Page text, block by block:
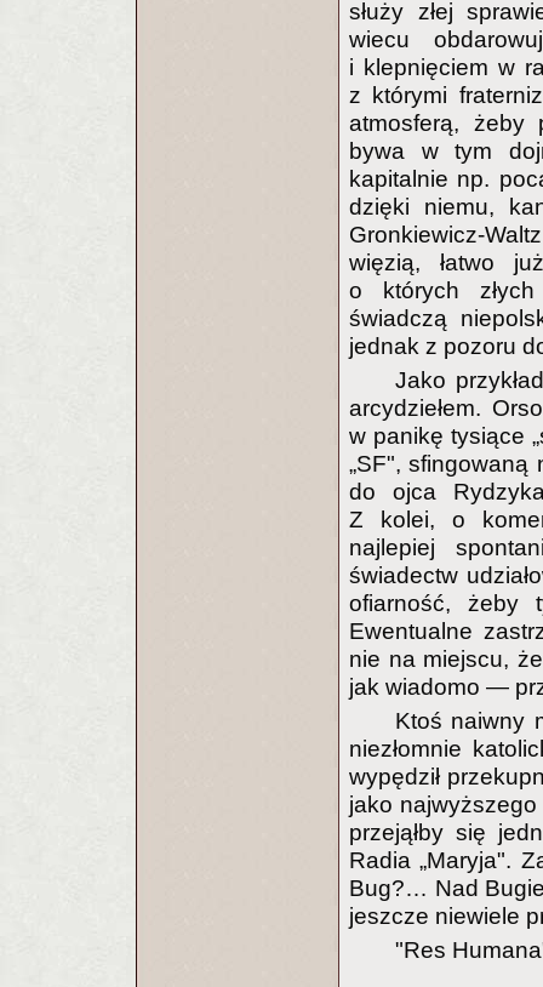
służy złej
wiecu
i klepnięciem w
z którymi
atmosferą, żeby
bywa w tym
kapitalnie np.
dzięki niemu,
Gronkiewicz-
więzią, łatwo
o których
świadczą
jednak z pozoru
Jako
arcydziełem.
w panikę tysiące
„SF",
do ojca
Z kolei, o
najlepiej
świadectw
ofiarność, żeby
Ewentualne
nie na miejscu,
jak wiadomo —
Ktoś naiwny
niezłomnie
wypędził
jako
przejąłby się
Radia „Maryja".
Bug?… Nad
jeszcze niewiele
"Res